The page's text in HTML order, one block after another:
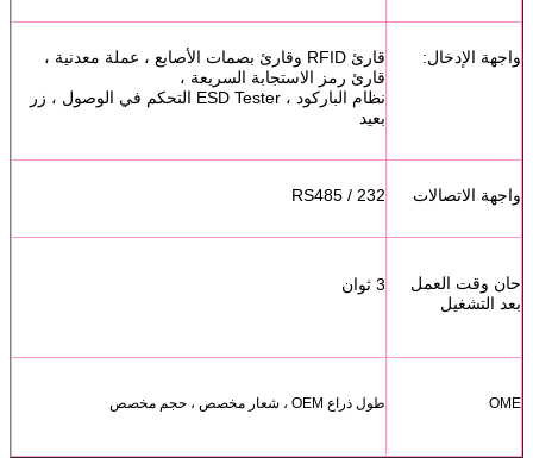
واجهة الإدخال:
قارئ RFID وقارئ بصمات الأصابع ، عملة معدنية ،
قارئ رمز الاستجابة السريعة ،
نظام الباركود ، ESD Tester التحكم في الوصول ، زر
بعيد
واجهة الاتصالات RS485 / 232
حان وقت العمل
بعد التشغيل
3 ثوان
OME طول ذراع OEM ، شعار مخصص ، حجم مخصص